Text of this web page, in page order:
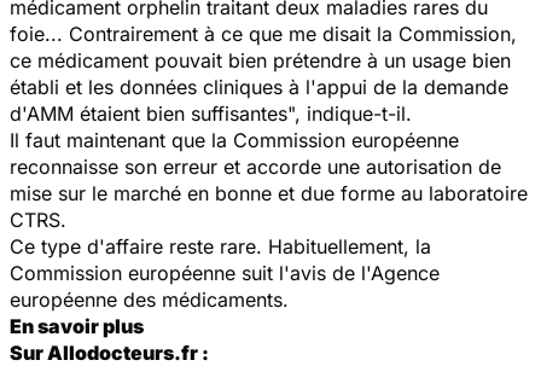
médicament orphelin traitant deux maladies rares du
foie... Contrairement à ce que me disait la Commission,
ce médicament pouvait bien prétendre à un usage bien
établi et les données cliniques à l'appui de la demande
d'AMM étaient bien suffisantes", indique-t-il.
Il faut maintenant que la Commission européenne
reconnaisse son erreur et accorde une autorisation de
mise sur le marché en bonne et due forme au laboratoire
CTRS.
Ce type d'affaire reste rare. Habituellement, la
Commission européenne suit l'avis de l'Agence
européenne des médicaments.
En savoir plus
Sur Allodocteurs.fr :